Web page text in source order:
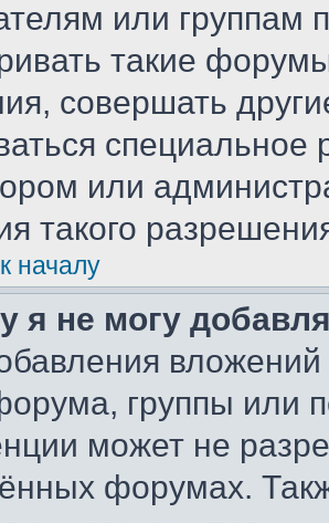
или группам
такие
совершать
или
такого
началу
я не могу
группы или
может не
форумах.